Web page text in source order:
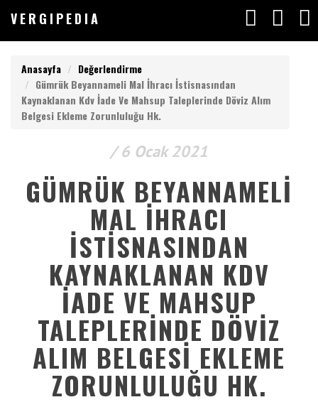
VERGIPEDIA
Anasayfa
Değerlendirme
Gümrük Beyannameli Mal İhracı İstisnasından
Kaynaklanan Kdv İade Ve Mahsup Taleplerinde Döviz Alım
Belgesi Ekleme Zorunluluğu Hk.
/ 6 Ocak 2021
GÜMRÜK BEYANNAMELI
MAL İHRACI
İSTISNASINDAN
KAYNAKLANAN KDV
İADE VE MAHSUP
TALEPLERINDE DÖVIZ
ALIM BELGESI EKLEME
ZORUNLULUĞU HK.
VERGIPEDIA
Anasayfa
Yazılar
Makaleler
Değerlendirmeler
Listeler
Vergimedia
İletişim
Galeri
ERGIPEDIA
ARAMAK
ARAMAK
İSTEDEĞİNİZ
ENTER
TUŞUNA
BASIN